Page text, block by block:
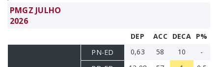
PMGZ JULHO
2026
DEP ACC DECA P%
PN-ED 0,63 58 10
-